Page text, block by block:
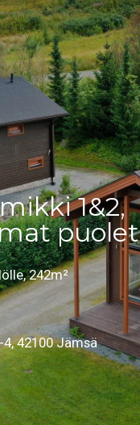
1&2,
puolet
242m²
42100 Jämsä